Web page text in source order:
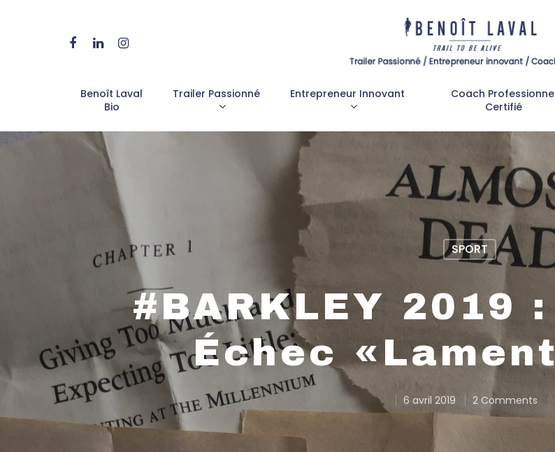
Benoît Laval
Bio
Trailer Passionné Entrepreneur Innovant
Coach
Certifié
SPORT
#BARKLEY 2019
Échec
6 avril 2019 2 Comments